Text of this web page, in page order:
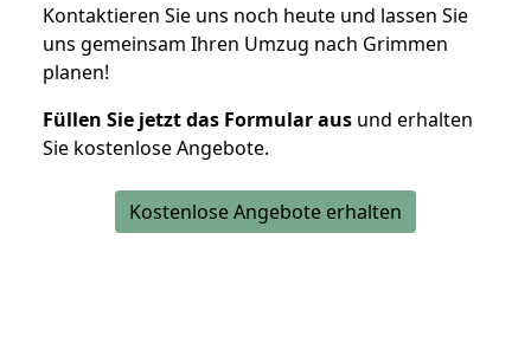
Kontaktieren Sie uns noch heute und lassen Sie
uns gemeinsam Ihren Umzug nach Grimmen
planen!
Füllen Sie jetzt das Formular aus und erhalten
Sie kostenlose Angebote.
Kostenlose Angebote erhalten